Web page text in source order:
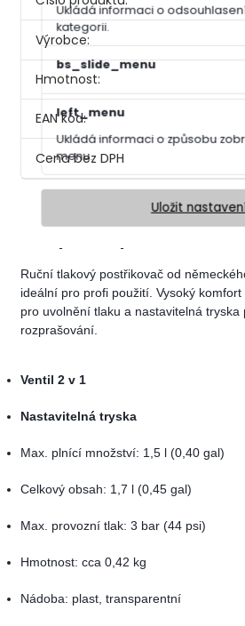
Ukládá informaci o
kategorii.
bs_slide_menu
left_menu
Ukládá informaci o způsobu
menu.
Uložit
Výrobce:
Hmotnost:
EAN kód:
Ruční tlakový postřikovač od
ideální pro profi použití. Vysoký
pro uvolnění tlaku a nastavitelná
rozprašování.
Ventil 2 v 1
Nastavitelná tryska
Max. plnící množství: 1,5 l (0,40 gal)
Celkový obsah: 1,7 l (0,45 gal)
Max. provozní tlak: 3 bar (44 psi)
Hmotnost: cca 0,42 kg
Nádoba: plast, transparentní